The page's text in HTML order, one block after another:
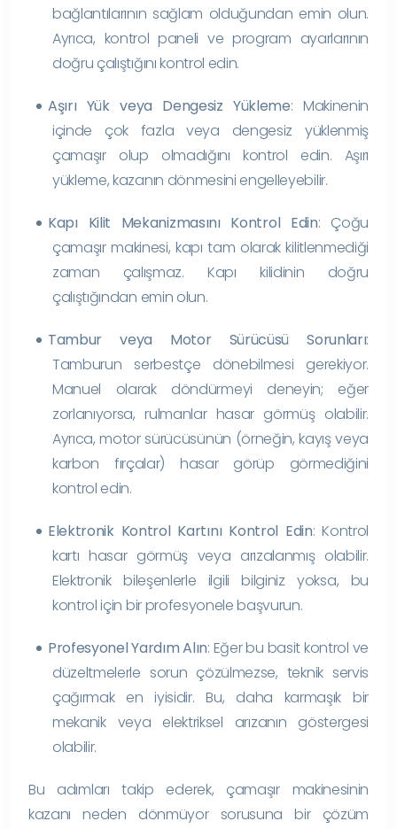
bağlantılarının sağlam olduğundan emin olun.
Ayrıca, kontrol paneli ve program ayarlarının
doğru çalıştığını kontrol edin.
Aşırı Yük veya Dengesiz Yükleme: Makinenin
içinde çok fazla veya dengesiz yüklenmiş
çamaşır olup olmadığını kontrol edin. Aşırı
yükleme, kazanın dönmesini engelleyebilir.
Kapı Kilit Mekanizmasını Kontrol Edin: Çoğu
çamaşır makinesi, kapı tam olarak kilitlenmediği
zaman çalışmaz. Kapı kilidinin doğru
çalıştığından emin olun.
Tambur veya Motor Sürücüsü Sorunları:
Tamburun serbestçe dönebilmesi gerekiyor.
Manuel olarak döndürmeyi deneyin; eğer
zorlanıyorsa, rulmanlar hasar görmüş olabilir.
Ayrıca, motor sürücüsünün (örneğin, kayış veya
karbon fırçalar) hasar görüp görmediğini
kontrol edin.
Elektronik Kontrol Kartını Kontrol Edin: Kontrol
kartı hasar görmüş veya arızalanmış olabilir.
Elektronik bileşenlerle ilgili bilginiz yoksa, bu
kontrol için bir profesyonele başvurun.
Profesyonel Yardım Alın: Eğer bu basit kontrol ve
düzeltmelerle sorun çözülmezse, teknik servis
çağırmak en iyisidir. Bu, daha karmaşık bir
mekanik veya elektriksel arızanın göstergesi
olabilir.
Bu adımları takip ederek, çamaşır makinesinin
kazanı neden dönmüyor sorusuna bir çözüm